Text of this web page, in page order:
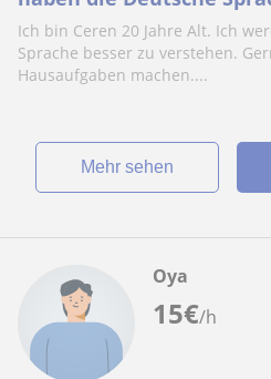
Ich bin Ceren 20 Jahre Alt. Ich
Sprache besser zu verstehen.
Hausaufgaben machen....
Mehr sehen
15€/h
Oya